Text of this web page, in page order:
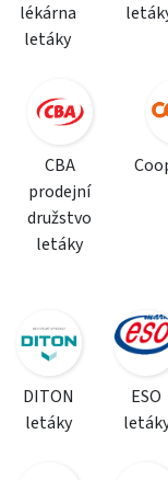
lékárna
letáky
CBA
prodejní
družstvo
letáky
DITON
letáky
ESO